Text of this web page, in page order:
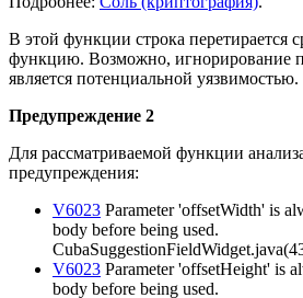
В этой функции строка перетирается
функцию. Возможно, игнорирование
является потенциальной уязвимостью.
Предупреждение 2
Для рассматриваемой функции
предупреждения:
V6023 Parameter 'offsetWidth' is
body before being used.
V6023 Parameter 'offsetHeight' is
body before being used.